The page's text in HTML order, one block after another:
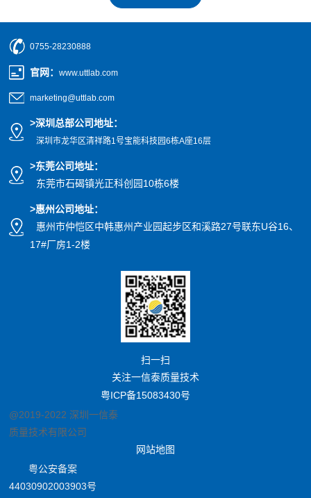
0755-28230888
官网 ：www.uttlab.com
marketing@uttlab.com
>深圳总部公司地址：
深圳市龙华区清祥路1号宝能科技园6栋A座16层
>东莞公司地址：
东莞市石碣镇光正科创园10栋6楼
>惠州公司地址：
惠州市仲恺区中韩惠州产业园起步区和溪路27号联东U谷16、
17#厂房1-2楼
扫一扫
关注一信泰质量技术
粤ICP备15083430号
@2019-2022 深圳一信泰
质量技术有限公司
网站地图
粤公安备案
44030902003903号